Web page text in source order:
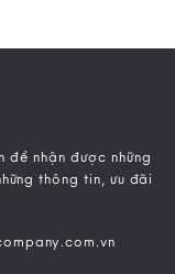
nhận được những
thông tin, ưu đãi